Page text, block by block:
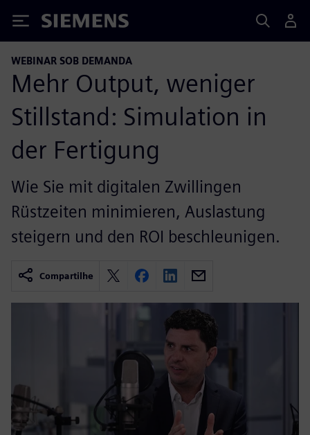
Siemens
WEBINAR SOB DEMANDA
Mehr Output, weniger
Stillstand: Simulation in
der Fertigung
Wie Sie mit digitalen Zwillingen
Rüstzeiten minimieren, Auslastung
steigern und den ROI beschleunigen.
Compartilhe